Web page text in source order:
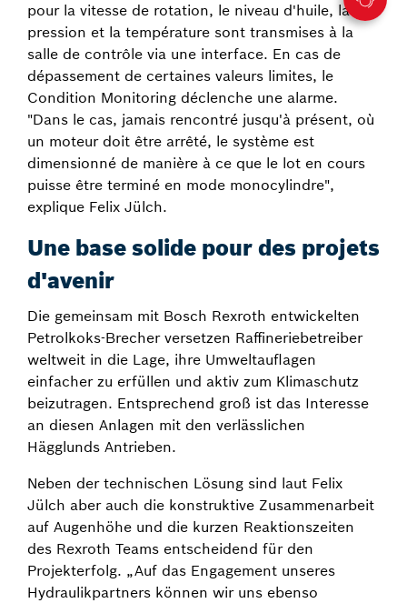
pour la vitesse de rotation, le niveau d'huile, la
pression et la température sont transmises à la
salle de contrôle via une interface. En cas de
dépassement de certaines valeurs limites, le
Condition Monitoring déclenche une alarme.
"Dans le cas, jamais rencontré jusqu'à présent, où
un moteur doit être arrêté, le système est
dimensionné de manière à ce que le lot en cours
puisse être terminé en mode monocylindre",
explique Felix Jülch.
Une base solide pour des projets
d'avenir
Die gemeinsam mit Bosch Rexroth entwickelten
Petrolkoks-Brecher versetzen Raffineriebetreiber
weltweit in die Lage, ihre Umweltauflagen
einfacher zu erfüllen und aktiv zum Klimaschutz
beizutragen. Entsprechend groß ist das Interesse
an diesen Anlagen mit den verlässlichen
Hägglunds Antrieben.
Neben der technischen Lösung sind laut Felix
Jülch aber auch die konstruktive Zusammenarbeit
auf Augenhöhe und die kurzen Reaktionszeiten
des Rexroth Teams entscheidend für den
Projekterfolg. „Auf das Engagement unseres
Hydraulikpartners können wir uns ebenso